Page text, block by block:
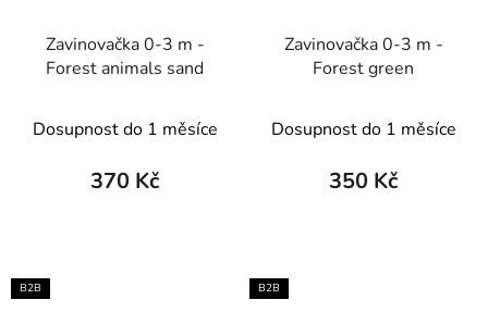
Zavinovačka 0-3 m -
Forest animals sand
Dosupnost do 1 měsíce
370 Kč
Zavinovačka 0-3 m -
Forest green
Dosupnost do 1 měsíce
350 Kč
B2B B2B